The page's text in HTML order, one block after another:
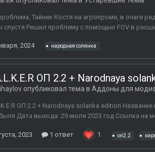
Тайник Кости на агропроме, в очаге
спустя Решил проблему с помощью FOV в
2024 народная солянка
ОП 2.2 + Narodnaya
опубликовал тема в Аддоны для
ОП 2.2 + Narodnaya solanka edition
Дата выхода: 29 июля 2023 год Ссылка на
2023 1 ответ 1 оп2.2